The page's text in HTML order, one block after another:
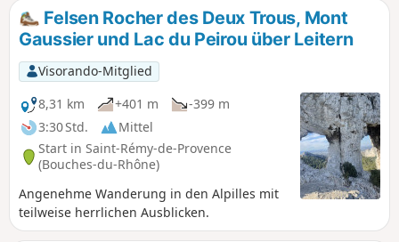
Felsen Rocher des Deux Trous, Mont
Gaussier und Lac du Peirou über Leitern
Visorando-Mitglied
8,31 km
+401 m
-399 m
3:30 Std.
Mittel
Start in Saint-Rémy-de-Provence
(Bouches-du-Rhône)
Angenehme Wanderung in den Alpilles mit
teilweise herrlichen Ausblicken.